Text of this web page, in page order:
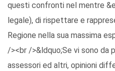
questi confronti nel mentre
legale), di rispettare e
Regione nella sua massima
/><br />&ldquo;Se vi sono da
assessori ed altri, opinioni